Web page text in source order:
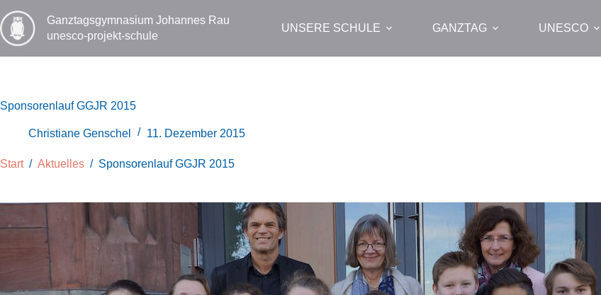
Inhalt
springen
Ganztags­gymnasium Johannes Rau
unesco-projekt-schule
UNSERE SCHULE GANZTAG UNESCO
Sponsorenlauf GGJR 2015
Christiane Genschel 11. Dezember 2015
Start / Aktuelles / Sponsorenlauf GGJR 2015